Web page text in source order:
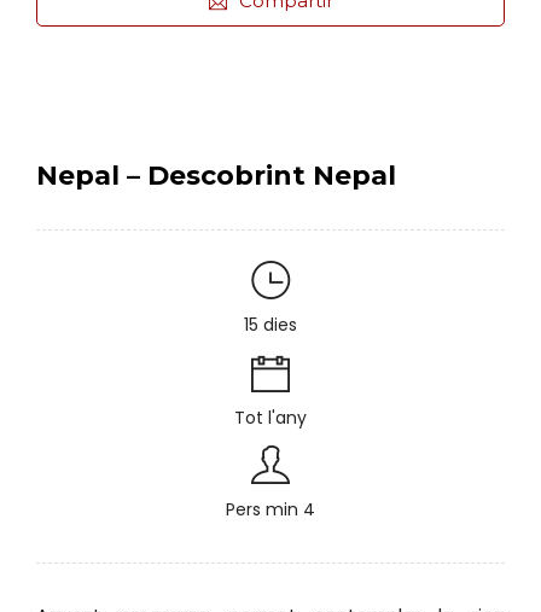
Nepal – Descobrint Nepal
15 dies
Tot l'any
Pers min 4